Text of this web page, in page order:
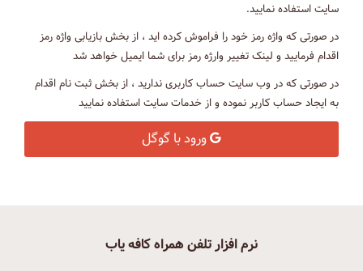
سایت استفاده نمایید.
در صورتی که واژه رمز خود را فراموش کرده اید ، از بخش بازیابی واژه رمز
اقدام فرمایید و لینک تغییر وارژه رمز برای شما ایمیل خواهد شد
در صورتی که در وب سایت حساب کاربری ندارید ، از بخش ثبت نام اقدام
به ایجاد حساب کاربر نموده و از خدمات سایت استفاده نمایید
ورود با گوگل
نرم افزار تلفن همراه کافه یاب